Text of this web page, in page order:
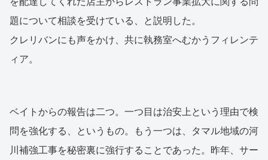
題について相談を受けている、と説明した。
クレリバンにも声をかけ、共に執務室へむかうフィレンテ
ィア。
ベイトからの報告は二つ。一つ目は治安上という理由で検
問を強化する、というもの。もう一つは、タマル地域の河
川補強工事を秘密裏に強行することであった。昨年、サー